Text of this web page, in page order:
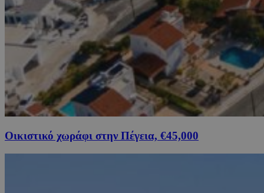
Οικιστικό χωράφι στην Πέγεια, €45,000